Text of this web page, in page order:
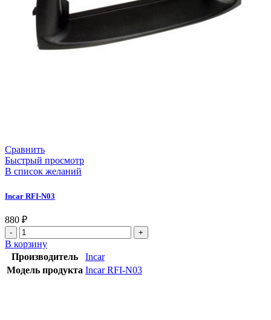
Сравнить
Быстрый просмотр
В список желаний
Incar RFI-N03
880 ₽
В корзину
Производитель
Incar
Модель продукта Incar RFI-N03